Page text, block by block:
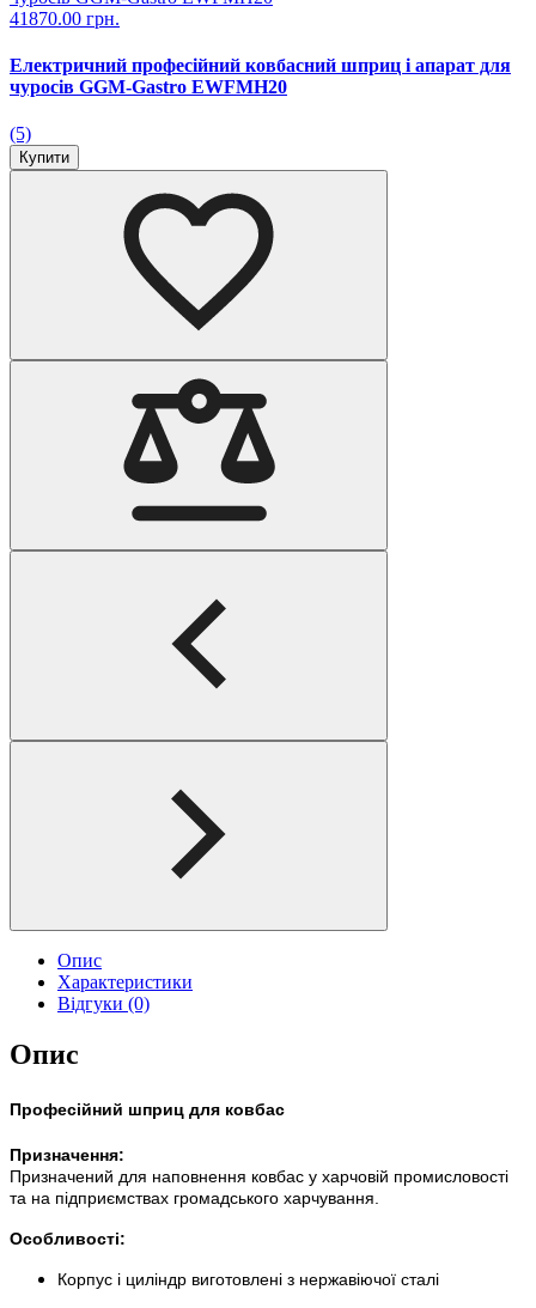
41870.00 грн.
Електричний професійний ковбасний шприц і апарат для
чуросів GGM-Gastro EWFMH20
(5)
Купити
Опис
Характеристики
Відгуки (0)
Опис
Професійний шприц для ковбас
Призначення:
Призначений для наповнення ковбас у харчовій промисловості
та на підприємствах громадського харчування.
Особливості:
Корпус і циліндр виготовлені з нержавіючої сталі